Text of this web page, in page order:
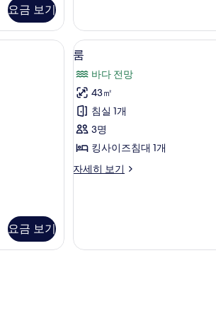
요금 보기
코
니
(Poolside)
사
진
모
두
보
기
실
개,
금
연,
발
코
니
(Poolside)
자
세
보
Casita | 1 개의 침실, 미니바, 객실 내 금고, 책상
요금 보기
룸
사
진
모
두
보
룸
바다 전망
43㎡
침실 1개
3명
킹사이즈침대 1개
자세히 보기
룸